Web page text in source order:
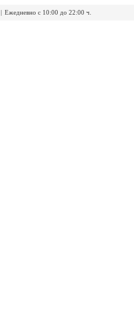
| Ежедневно с 10:00 до 22:00 ч.